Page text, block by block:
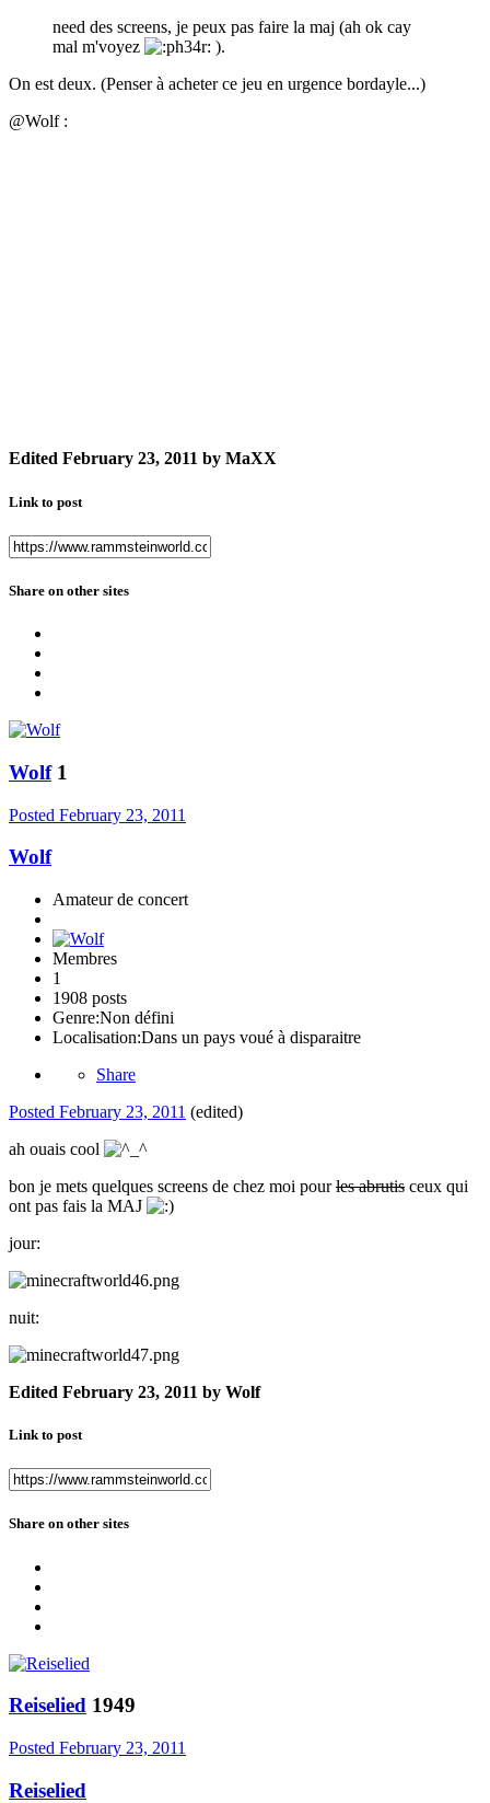
need des screens, je peux pas faire la maj (ah ok cay
mal m'voyez
).
On est deux. (Penser à acheter ce jeu en urgence bordayle...)
@Wolf :
Edited February 23, 2011 by MaXX
Link to post
Share on other sites
Wolf 1
Posted February 23, 2011
Wolf
Amateur de concert
Membres
1
1908 posts
Genre:Non défini
Localisation:Dans un pays voué à disparaitre
Share
Posted February 23, 2011 (edited)
ah ouais cool
bon je mets quelques screens de chez moi pourles abrutis ceux qui
ont pas fais la MAJ
jour:
nuit:
Edited February 23, 2011 by Wolf
Link to post
Share on other sites
Reiselied 1949
Posted February 23, 2011
Reiselied